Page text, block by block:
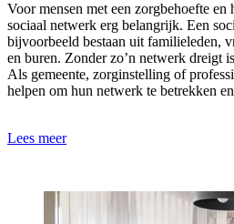
Voor mensen met een zorgbehoefte en
sociaal netwerk erg belangrijk. Een
bijvoorbeeld bestaan uit familieleden,
en buren. Zonder zo’n netwerk dreigt
Als gemeente, zorginstelling of
helpen om hun netwerk te betrekken
Lees meer